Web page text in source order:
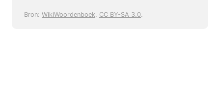
Bron: WikiWoordenboek, CC BY-SA 3.0.